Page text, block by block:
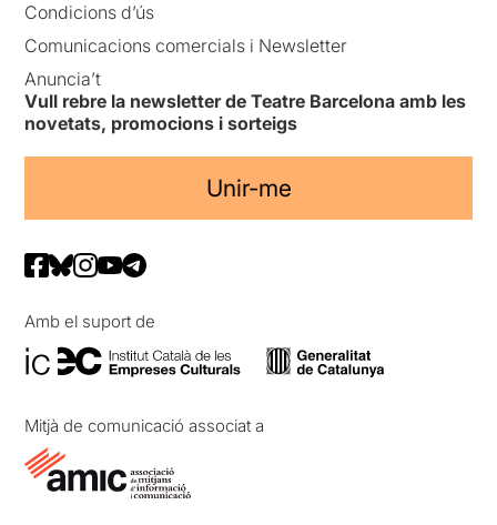
Condicions d’ús
Comunicacions comercials i Newsletter
Anuncia’t
Vull rebre la newsletter de Teatre Barcelona amb les
novetats, promocions i sorteigs
Unir-me
Amb el suport de
Mitjà de comunicació associat a